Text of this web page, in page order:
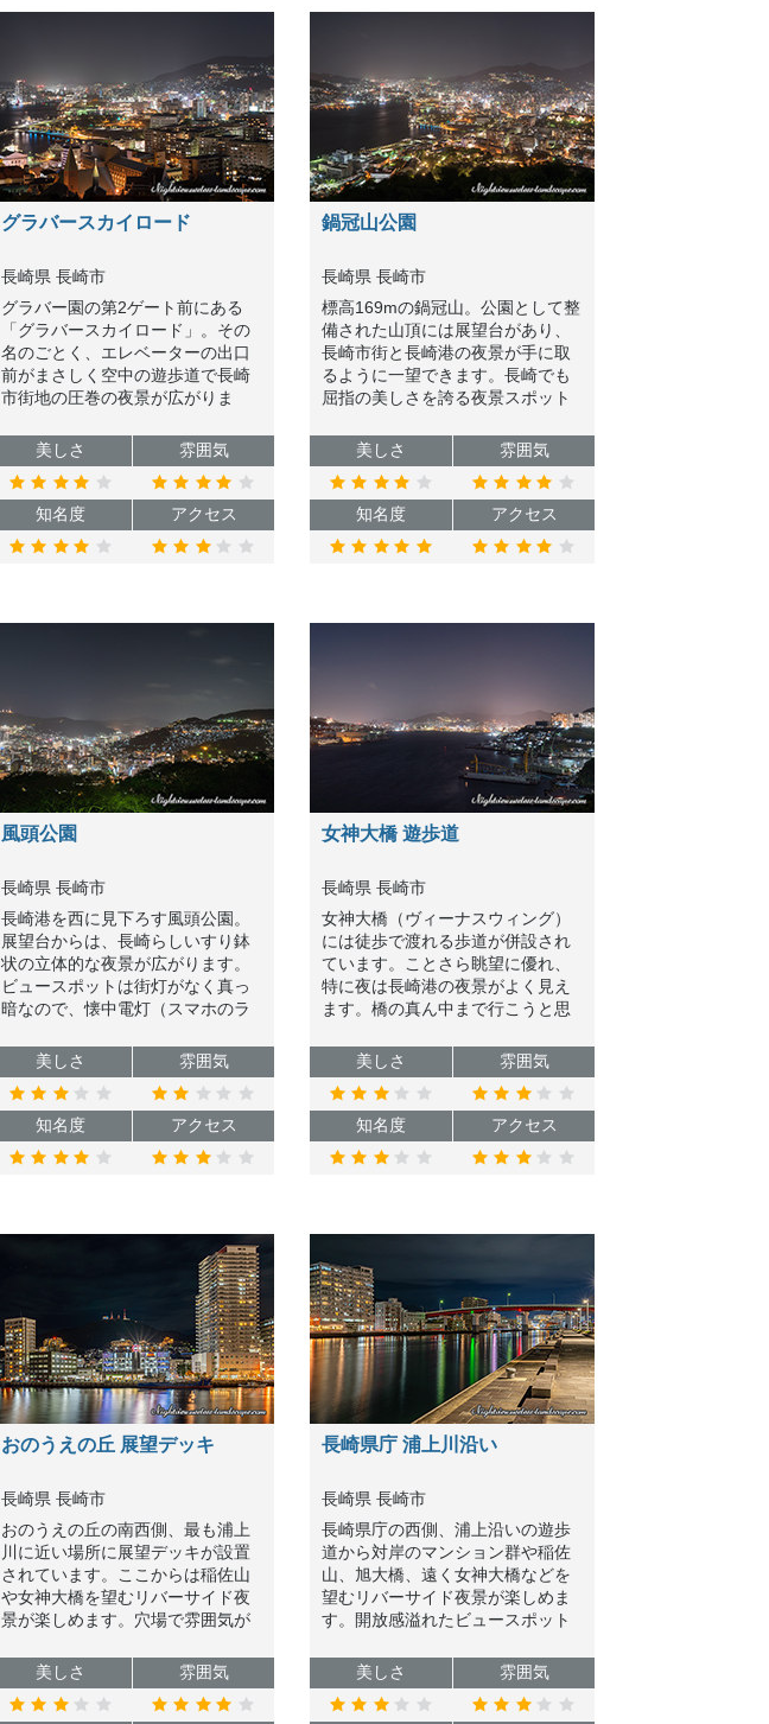
グラバースカイロード
長崎県 長崎市
グラバー園の第2ゲート前にある
「グラバースカイロード」。その
名のごとく、エレベーターの出口
前がまさしく空中の遊歩道で長崎
市街地の圧巻の夜景が広がりま
量も迫力もものすごいです。オス
スメです。
美しさ 雰囲気
知名度 アクセス
鍋冠山公園
長崎県 長崎市
標高169mの鍋冠山。公園として整
備された山頂には展望台があり、
長崎市街と長崎港の夜景が手に取
るように一望できます。長崎でも
屈指の美しさを誇る夜景スポット
賑わっています。
美しさ 雰囲気
知名度 アクセス
風頭公園
長崎県 長崎市
長崎港を西に見下ろす風頭公園。
展望台からは、長崎らしいすり鉢
状の立体的な夜景が広がります。
ビュースポットは街灯がなく真っ
暗なので、懐中電灯（スマホのラ
てください。
美しさ 雰囲気
知名度 アクセス
女神大橋 遊歩道
長崎県 長崎市
女神大橋（ヴィーナスウィング）
には徒歩で渡れる歩道が併設され
ています。ことさら眺望に優れ、
特に夜は長崎港の夜景がよく見え
ます。橋の真ん中まで行こうと思
けませんが、それだけの価値はあ
ると思います。
美しさ 雰囲気
知名度 アクセス
おのうえの丘 展望デッキ
長崎県 長崎市
おのうえの丘の南西側、最も浦上
川に近い場所に展望デッキが設置
されています。ここからは稲佐山
や女神大橋を望むリバーサイド夜
景が楽しめます。穴場で雰囲気が
美しさ 雰囲気
長崎県庁 浦上川沿い
長崎県 長崎市
長崎県庁の西側、浦上沿いの遊歩
道から対岸のマンション群や稲佐
山、旭大橋、遠く女神大橋などを
望むリバーサイド夜景が楽しめま
す。開放感溢れたビュースポット
あるのでオススメです。
美しさ 雰囲気